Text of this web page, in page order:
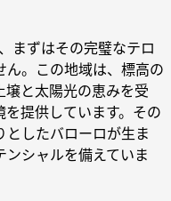
、まずはその完璧なテロ
ん。この地域は、標高の
と太陽光の恵みを受
提供しています。その
したバローロが生ま
シャルを備えていま